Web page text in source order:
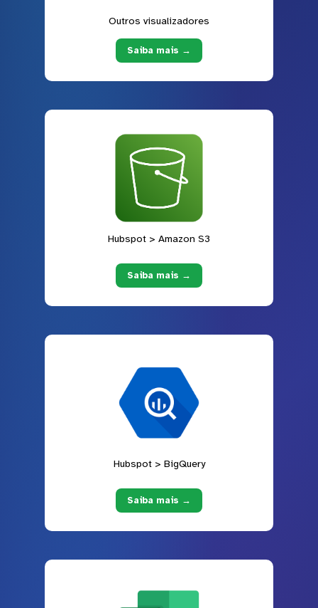
Outros visualizadores
Saiba mais →
Hubspot > Amazon S3
Saiba mais →
Hubspot > BigQuery
Saiba mais →